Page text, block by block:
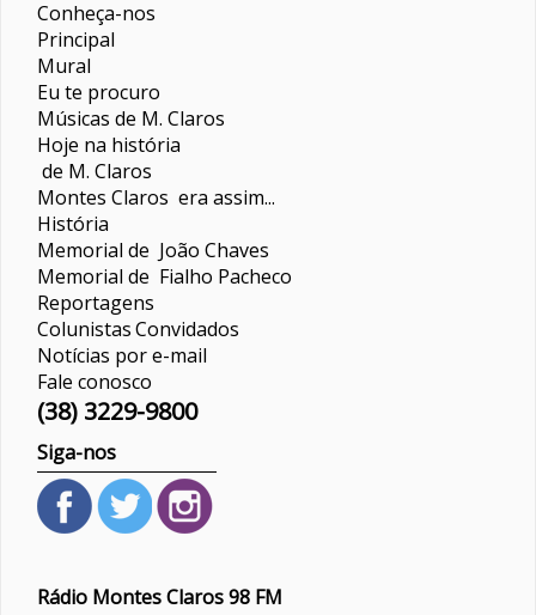
Conheça-nos
Principal
Mural
Eu te procuro
Músicas de M. Claros
Hoje na história
de M. Claros
Montes Claros era assim...
História
Memorial de João Chaves
Memorial de Fialho Pacheco
Reportagens
ColunistasConvidados
Notícias por e-mail
Fale conosco
(38) 3229-9800
Siga-nos
Rádio Montes Claros 98 FM